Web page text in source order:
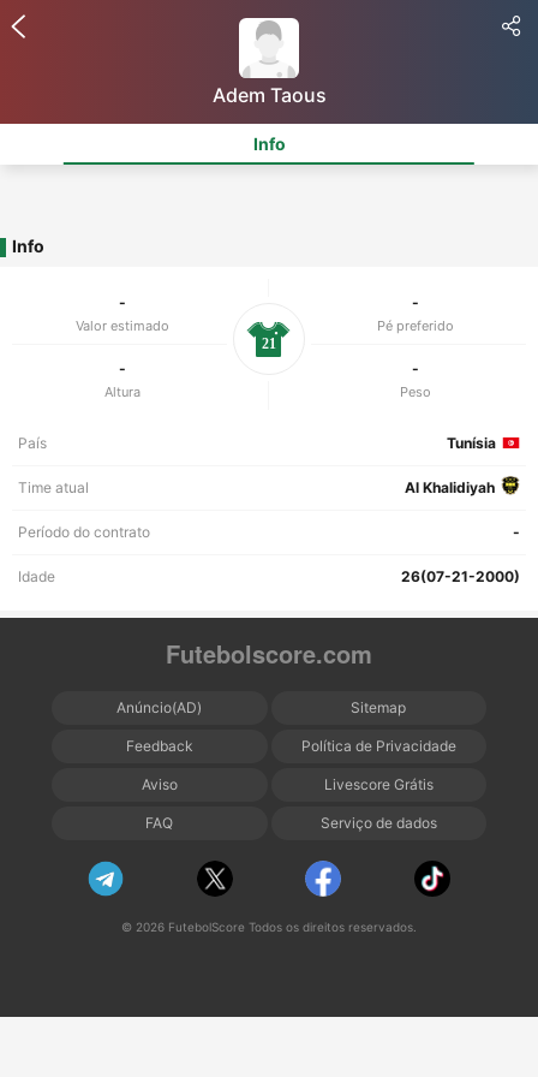
Adem Taous
Info
Info
-
Valor estimado
-
Pé preferido
-
Altura
-
Peso
21
País Tunísia
Time atual Al Khalidiyah
Período do contrato -
Idade 26(07-21-2000)
Futebolscore.com
Anúncio(AD) Sitemap
Feedback Política de Privacidade
Aviso Livescore Grátis
FAQ Serviço de dados
© 2026 FutebolScore Todos os direitos reservados.